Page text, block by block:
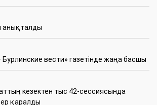
анықталды
вести» газетінде жаңа басшы
кезектен тыс 42-сессиясында
қаралды